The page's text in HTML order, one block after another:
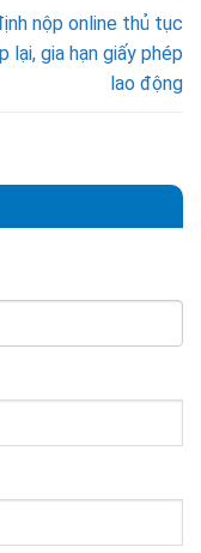
nộp online thủ tục
lại, gia hạn giấy phép
lao động